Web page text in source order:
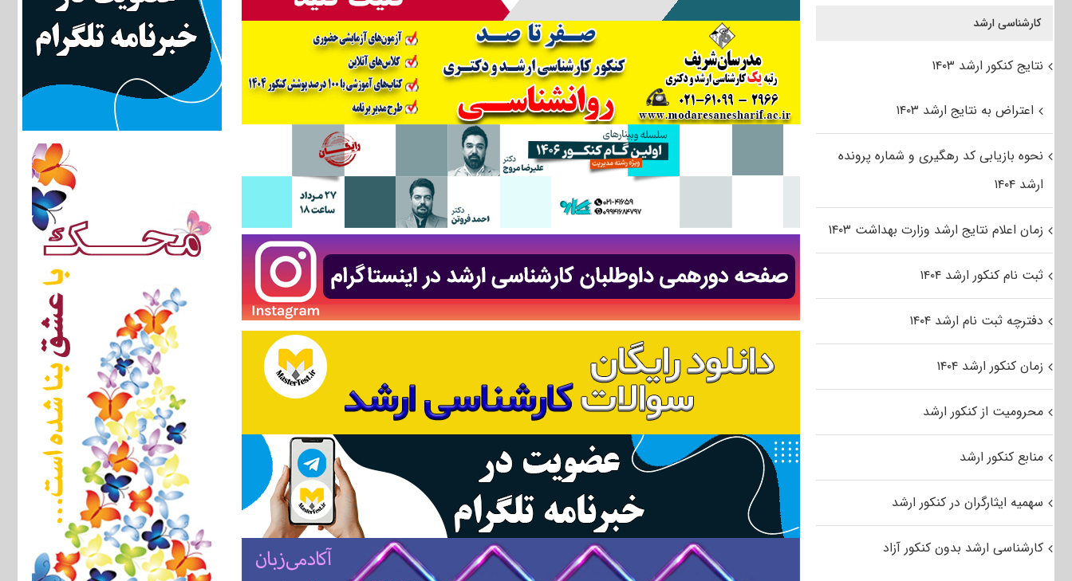
کارشناسی ارشد
نتایج کنکور ارشد ۱۴۰۳
اعتراض به نتایج ارشد ۱۴۰۳
نحوه بازیابی کد رهگیری و شماره پرونده
ارشد ۱۴۰۴
زمان اعلام نتایج ارشد وزارت بهداشت ۱۴۰۳
ثبت نام کنکور ارشد ۱۴۰۴
دفترچه ثبت نام ارشد ۱۴۰۴
زمان کنکور ارشد ۱۴۰۴
محرومیت از کنکور ارشد
منابع کنکور ارشد
سهمیه ایثارگران در کنکور ارشد
کارشناسی ارشد بدون کنکور آزاد